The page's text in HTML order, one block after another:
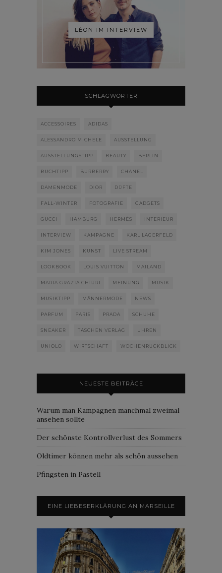
LÉON IM INTERVIEW
SCHLAGWÖRTER
ACCESSOIRES ADIDAS
ALESSANDRO MICHELE AUSSTELLUNG
AUSSTELLUNGSTIPP BEAUTY BERLIN
BUCHTIPP BURBERRY CHANEL
DAMENMODE DIOR DÜFTE
FALL-WINTER FOTOGRAFIE GADGETS
GUCCI HAMBURG HERMÈS INTERIEUR
INTERVIEW KAMPAGNE KARL LAGERFELD
KIM JONES KUNST LIVE STREAM
LOOKBOOK LOUIS VUITTON MAILAND
MARIA GRAZIA CHIURI MEINUNG MUSIK
MUSIKTIPP MÄNNERMODE NEWS
PARFUM PARIS PRADA SCHUHE
SNEAKER TASCHEN VERLAG UHREN
UNIQLO WIRTSCHAFT WOCHENRÜCKBLICK
NEUESTE BEITRÄGE
Warum man Kampagnen manchmal zweimal
ansehen sollte
Der schönste Kontrollverlust des Sommers
Oldtimer können mehr als schön aussehen
Pfingsten in Pastell
EINE LIEBESERKLÄRUNG AN MARSEILLE